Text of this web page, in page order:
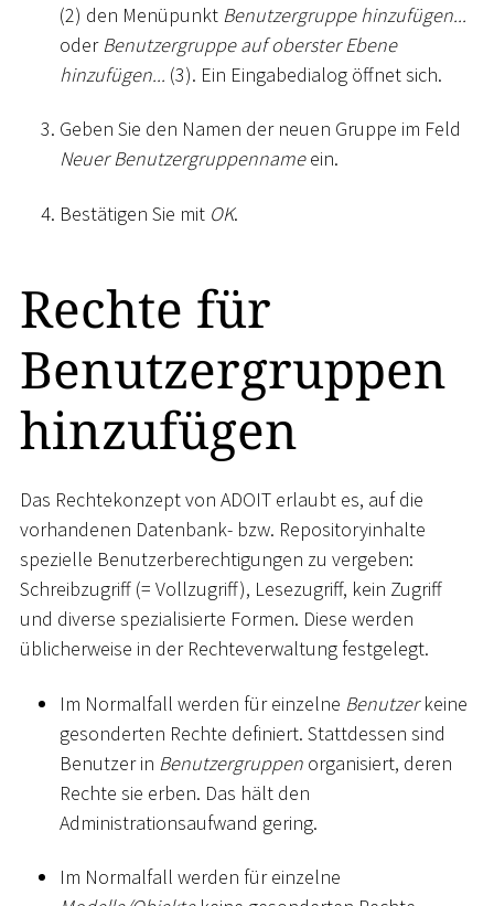
(2) den Menüpunkt Benutzergruppe hinzufügen...
oderBenutzergruppe auf oberster Ebene
hinzufügen... (3). Ein Eingabedialog öffnet sich.
Geben Sie den Namen der neuen Gruppe im Feld
Neuer Benutzergruppennameein.
Bestätigen Sie mit OK.
Rechte für
Benutzergruppen
hinzufügen
Das Rechtekonzept von ADOIT erlaubt es, auf die
vorhandenen Datenbank- bzw. Repositoryinhalte
spezielle Benutzerberechtigungen zu vergeben:
Schreibzugriff (= Vollzugriff), Lesezugriff, kein Zugriff
und diverse spezialisierte Formen. Diese werden
üblicherweise in der Rechteverwaltung festgelegt.
Im Normalfall werden für einzelne Benutzerkeine
gesonderten Rechte definiert. Stattdessen sind
Benutzer in Benutzergruppen organisiert, deren
Rechte sie erben. Das hält den
Administrationsaufwand gering.
Im Normalfall werden für einzelne